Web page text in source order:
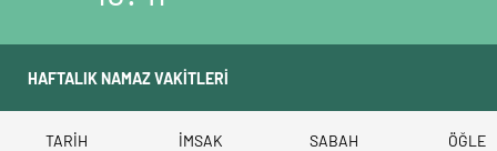
TARİH İMSAK SABAH ÖĞLE